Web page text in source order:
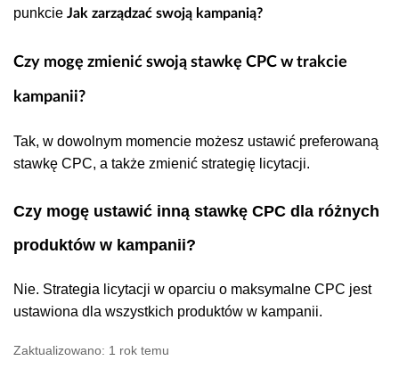
punkcie Jak zarządzać swoją kampanią?
Czy mogę zmienić swoją stawkę CPC w trakcie
kampanii?
Tak, w dowolnym momencie możesz ustawić preferowaną
stawkę CPC, a także zmienić strategię licytacji.
Czy mogę ustawić inną stawkę CPC dla różnych
produktów w kampanii?
Nie. Strategia licytacji w oparciu o maksymalne CPC jest
ustawiona dla wszystkich produktów w kampanii.
Zaktualizowano: 1 rok temu